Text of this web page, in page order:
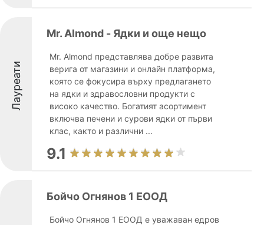
Лауреати
Mr. Almond - Ядки и още нещо
Mr. Almond представлява добре развита
верига от магазини и онлайн платформа,
която се фокусира върху предлагането
на ядки и здравословни продукти с
високо качество. Богатият асортимент
включва печени и сурови ядки от първи
клас, както и различни ...
9.1
Бойчо Огнянов 1 ЕООД
Бойчо Огнянов 1 ЕООД е уважаван едров